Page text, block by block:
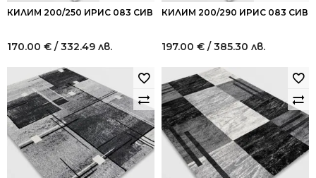
КИЛИМ 200/250 ИРИС 083 СИВ
170.00 € / 332.49 лв.
КИЛИМ 200/290 ИРИС 083 СИВ
197.00 € / 385.30 лв.